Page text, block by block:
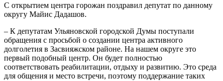
С открытием центра горожан поздравил депутат по данному
округу Майис Дадашов.
– К депутатам Ульяновской городской Думы поступали
обращения с просьбой о создании центра активного
долголетия в Засвияжском районе. На нашем округе это
первый подобный центр. Он будет полностью
соответствовать реабилитации, отдыху и развитию. Это среда
для общения и место встречи, поэтому поддержание таких